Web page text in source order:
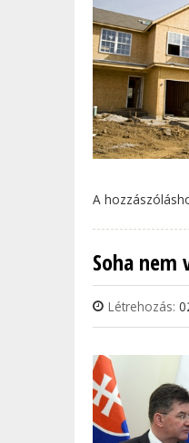
A
Soha
Létrehozás: